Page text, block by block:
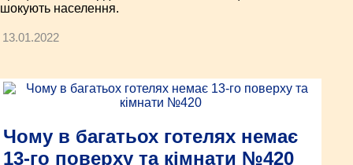
шокують населення.
13.01.2022
Чому в багатьох готелях немає
13-го поверху та кімнати №420